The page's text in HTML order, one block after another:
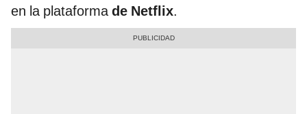
en la plataformade Netflix.